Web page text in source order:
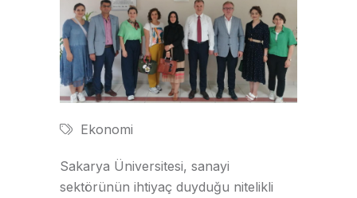
Ekonomi
Sakarya Üniversitesi, sanayi
sektörünün ihtiyaç duyduğu nitelikli